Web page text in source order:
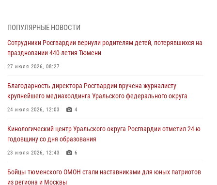
Со 101-м Днём рождения поздравили сотрудники Росгвардии
04 августа 2026, 11:07
Спецназ Росгвардии провел комплексную тренировку в полевых
04 августа 2026, 06:28
Тюменские правоохранители провели соревнования по стрельбе
Росгвардия противодействует БПЛА ВСУ на южном направлении
ПОПУЛЯРНЫЕ НОВОСТИ
Сотрудники Росгвардии вернули родителям детей, потерявшихся на
праздновании 440-летия Тюмени
27 июля 2026, 08:27
Благодарность директора Росгвардии вручена журналисту
крупнейшего медиахолдинга Уральского федерального округа
24 июля 2026, 12:03 4
Кинологический центр Уральского округа Росгвардии отметил 24-ю
годовщину со дня образования
23 июля 2026, 12:43 6
Бойцы тюменского ОМОН стали наставниками для юных патриотов
из региона и Москвы